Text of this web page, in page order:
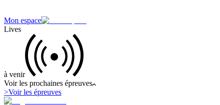
Mon espace
Lives
à venir
Voir les prochaines épreuves
>Voir les épreuves